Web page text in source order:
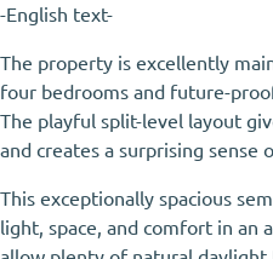
-English text-
The property is excellently
four bedrooms and future-
The playful split-level layout
and creates a surprising sense
This exceptionally spacious
light, space, and comfort in an